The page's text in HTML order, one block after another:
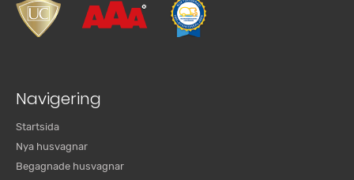
Navigering
Startsida
Nya husvagnar
Begagnade husvagnar